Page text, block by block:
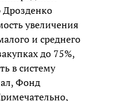
Дрозденко
увеличения
и среднего
до 75%,
в систему
Фонд